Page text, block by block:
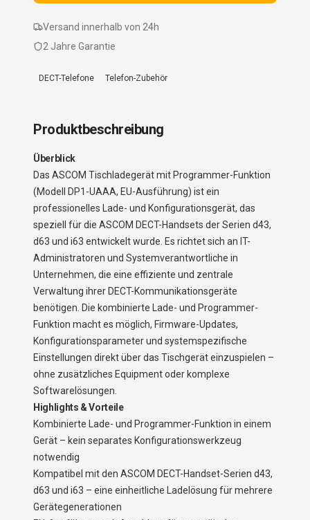
Versand innerhalb von 24h
2 Jahre Garantie
DECT-Telefone Telefon-Zubehör
Produktbeschreibung
Überblick
Das ASCOM Tischladegerät mit Programmer-Funktion
(Modell DP1-UAAA, EU-Ausführung) ist ein
professionelles Lade- und Konfigurationsgerät, das
speziell für die ASCOM DECT-Handsets der Serien d43,
d63 und i63 entwickelt wurde. Es richtet sich an IT-
Administratoren und Systemverantwortliche in
Unternehmen, die eine effiziente und zentrale
Verwaltung ihrer DECT-Kommunikationsgeräte
benötigen. Die kombinierte Lade- und Programmer-
Funktion macht es möglich, Firmware-Updates,
Konfigurationsparameter und systemspezifische
Einstellungen direkt über das Tischgerät einzuspielen –
ohne zusätzliches Equipment oder komplexe
Softwarelösungen.
Highlights & Vorteile
Kombinierte Lade- und Programmer-Funktion in einem
Gerät – kein separates Konfigurationswerkzeug
notwendig
Kompatibel mit den ASCOM DECT-Handset-Serien d43,
d63 und i63 – eine einheitliche Ladelösung für mehrere
Gerätegenerationen